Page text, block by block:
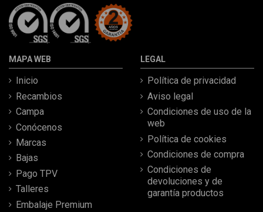
MAPA WEB
Inicio
Recambios
Campa
Conócenos
Marcas
Bajas
Pago TPV
Talleres
Embalaje Premium
LEGAL
Política de privacidad
Aviso legal
Condiciones de uso de la
web
Política de cookies
Condiciones de compra
Condiciones de
devoluciones y de
garantía productos